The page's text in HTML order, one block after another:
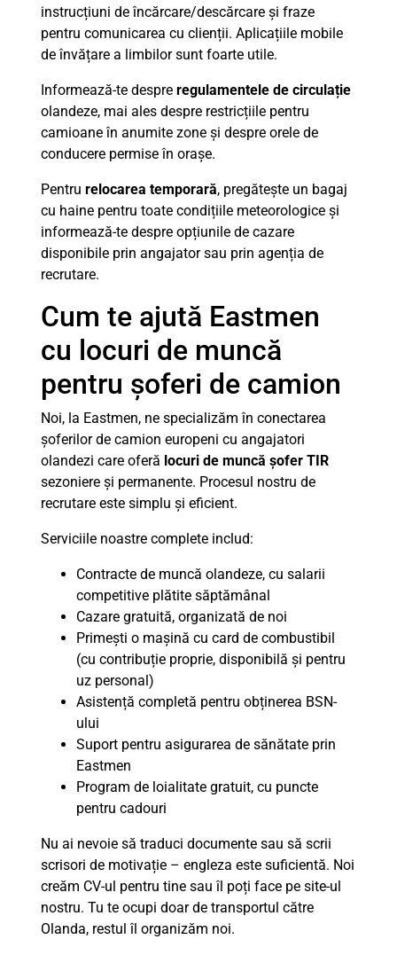
instrucțiuni de încărcare/descărcare și fraze
pentru comunicarea cu clienții. Aplicațiile mobile
de învățare a limbilor sunt foarte utile.
Informează-te despre regulamentele de circulație
olandeze, mai ales despre restricțiile pentru
camioane în anumite zone și despre orele de
conducere permise în orașe.
Pentru relocarea temporară, pregătește un bagaj
cu haine pentru toate condițiile meteorologice și
informează-te despre opțiunile de cazare
disponibile prin angajator sau prin agenția de
recrutare.
Cum te ajută Eastmen
cu locuri de muncă
pentru șoferi de camion
Noi, la Eastmen, ne specializăm în conectarea
șoferilor de camion europeni cu angajatori
olandezi care oferă locuri de muncă șofer TIR
sezoniere și permanente. Procesul nostru de
recrutare este simplu și eficient.
Serviciile noastre complete includ:
Contracte de muncă olandeze, cu salarii
competitive plătite săptămânal
Cazare gratuită, organizată de noi
Primești o mașină cu card de combustibil
(cu contribuție proprie, disponibilă și pentru
uz personal)
Asistență completă pentru obținerea BSN-
ului
Suport pentru asigurarea de sănătate prin
Eastmen
Program de loialitate gratuit, cu puncte
pentru cadouri
Nu ai nevoie să traduci documente sau să scrii
scrisori de motivație – engleza este suficientă. Noi
creăm CV-ul pentru tine sau îl poți face pe site-ul
nostru. Tu te ocupi doar de transportul către
Olanda, restul îl organizăm noi.